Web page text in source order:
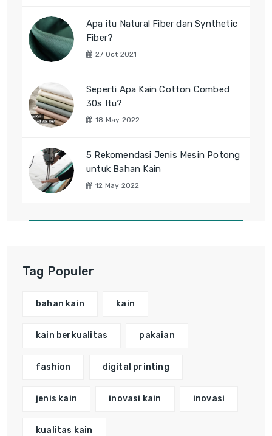
Apa itu Natural Fiber dan Synthetic
Fiber?
27 Oct 2021
Seperti Apa Kain Cotton Combed
30s Itu?
18 May 2022
5 Rekomendasi Jenis Mesin Potong
untuk Bahan Kain
12 May 2022
Tag Populer
bahan kain kain
kain berkualitas pakaian
fashion digital printing
jenis kain inovasi kain inovasi
kualitas kain